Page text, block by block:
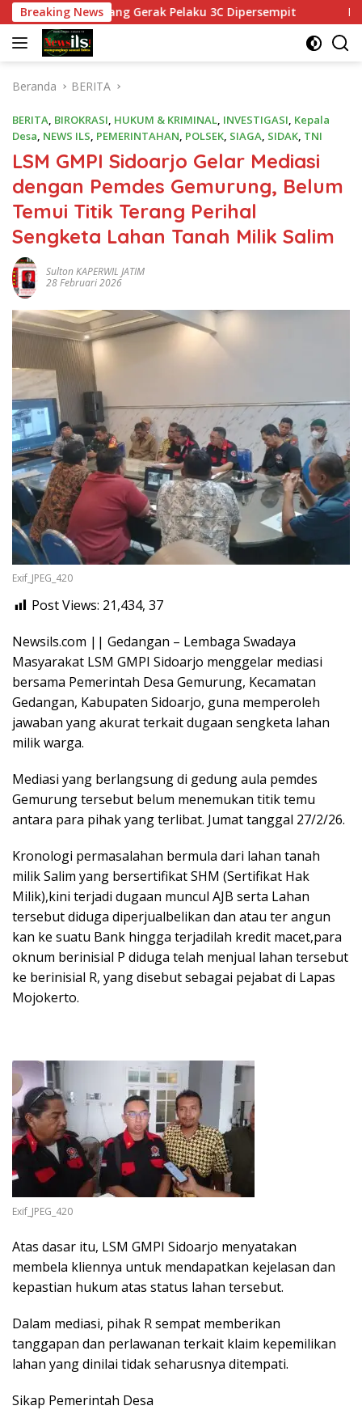
Langsung
ke
konten
Breaking News
Ruang Gerak Pelaku 3C Dipersempit Polres
Beranda BERITA
BERITA, BIROKRASI, HUKUM & KRIMINAL, INVESTIGASI, Kepala
Desa, NEWS ILS, PEMERINTAHAN, POLSEK, SIAGA, SIDAK, TNI
LSM GMPI Sidoarjo Gelar Mediasi
dengan Pemdes Gemurung, Belum
Temui Titik Terang Perihal
Sengketa Lahan Tanah Milik Salim
Sulton KAPERWIL JATIM
28 Februari 2026
Exif_JPEG_420
Post Views: 21,434, 37
Newsils.com || Gedangan – Lembaga Swadaya
Masyarakat LSM GMPI Sidoarjo menggelar mediasi
bersama Pemerintah Desa Gemurung, Kecamatan
Gedangan, Kabupaten Sidoarjo, guna memperoleh
jawaban yang akurat terkait dugaan sengketa lahan
milik warga.
Mediasi yang berlangsung di gedung aula pemdes
Gemurung tersebut belum menemukan titik temu
antara para pihak yang terlibat. Jumat tanggal 27/2/26.
Kronologi permasalahan bermula dari lahan tanah
milik Salim yang bersertifikat SHM (Sertifikat Hak
Milik),kini terjadi dugaan muncul AJB serta Lahan
tersebut diduga diperjualbelikan dan atau ter angun
kan ke suatu Bank hingga terjadilah kredit macet,para
oknum berinisial P diduga telah menjual lahan tersebut
ke berinisial R, yang disebut sebagai pejabat di Lapas
Mojokerto.
Exif_JPEG_420
Atas dasar itu, LSM GMPI Sidoarjo menyatakan
membela kliennya untuk mendapatkan kejelasan dan
kepastian hukum atas status lahan tersebut.
Dalam mediasi, pihak R sempat memberikan
tanggapan dan perlawanan terkait klaim kepemilikan
lahan yang dinilai tidak seharusnya ditempati.
Sikap Pemerintah Desa